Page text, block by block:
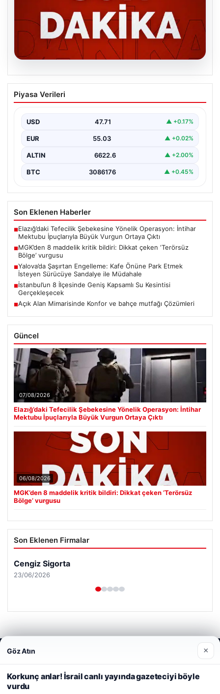
MGK’den 8 maddelik kritik bildiri: Dikkat
çeken ‘Terörsüz Bölge’ vurgusu
Piyasa Verileri
USD 47.71 ▲ +0.17%
EUR 55.03 ▲ +0.02%
ALTIN 6622.6 ▲ +2.00%
BTC 3086176 ▲ +0.45%
Son Eklenen Haberler
■Elazığ’daki Tefecilik Şebekesine Yönelik Operasyon: İntihar
Mektubu İpuçlarıyla Büyük Vurgun Ortaya Çıktı
■MGK’den 8 maddelik kritik bildiri: Dikkat çeken ‘Terörsüz
Bölge’ vurgusu
■Yalova’da Şaşırtan Engelleme: Kafe Önüne Park Etmek
İsteyen Sürücüye Sandalye ile Müdahale
■İstanbul’un 8 İlçesinde Geniş Kapsamlı Su Kesintisi
Gerçekleşecek
■Açık Alan Mimarisinde Konfor ve bahçe mutfağı Çözümleri
Güncel
07/08/2026
Elazığ’daki Tefecilik Şebekesine Yönelik Operasyon: İntihar
Mektubu İpuçlarıyla Büyük Vurgun Ortaya Çıktı
06/08/2026
MGK’den 8 maddelik kritik bildiri: Dikkat çeken ‘Terörsüz
Bölge’ vurgusu
Son Eklenen Firmalar
Cengiz Sigorta
23/06/2026
© 2026 Analiz Gazete – Güncel Haberler
Web sitemizi nasıl kullandığınızı daha iyi anlayabilmek,
deneyiminizi kişiselleştirmek ve geliştirmek amacıyla çerezler
kullanıyoruz.Çerez Politikamız
Reddet
Göz Atın ×
Korkunç anlar! İsrail canlı yayında gazeteciyi böyle
vurdu
Tercüme Bürosu |Malta Dil Okulu
lemagrup.com.tr
escort
escort
escort
escortescort
escort
giriş
İzle